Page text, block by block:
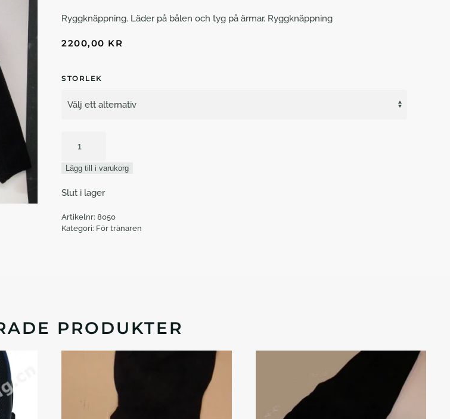
Ryggknäppning. Läder på bålen och tyg på ärmar. Ryggknäppning
2200,00 KR
STORLEK
fäktmästare
mängd
Lägg till i varukorg
Slut i lager
Artikelnr: 8050
Kategori: För tränaren
PRODUKTER